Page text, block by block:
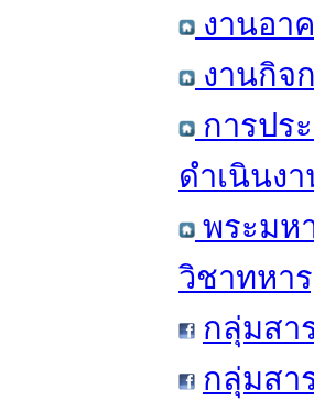
งานอา
งานกิจ
การปร
ดำเนินง
พระมห
วิชาทหา
กลุ่มสา
กลุ่มสา